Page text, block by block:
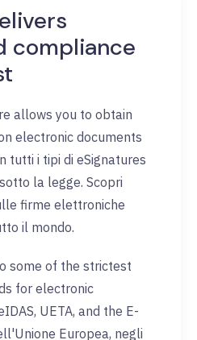
compliance
allows you to obtain
electronic documents
tutti i tipi di eSignatures
la legge. Scopri
firme elettroniche
il mondo.
some of the strictest
for electronic
UETA, and the E-
Europea, negli